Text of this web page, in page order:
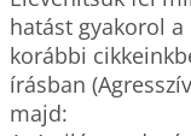
hatást gyakorol
korábbi
írásban
majd: